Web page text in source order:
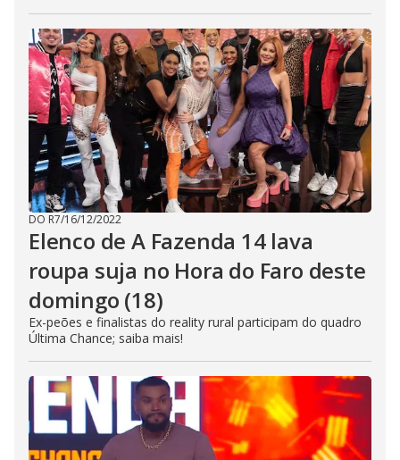
DO R7/16/12/2022
Elenco de A Fazenda 14 lava
roupa suja no Hora do Faro deste
domingo (18)
Ex-peões e finalistas do reality rural participam do quadro
Última Chance; saiba mais!